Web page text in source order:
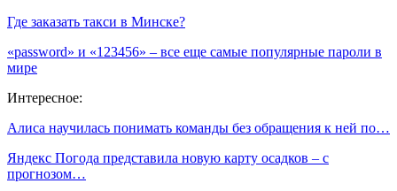
Где заказать такси в Минске?
«password» и «123456» – все еще самые популярные пароли в
мире
Интересное:
Алиса научилась понимать команды без обращения к ней по…
Яндекс Погода представила новую карту осадков – с
прогнозом…